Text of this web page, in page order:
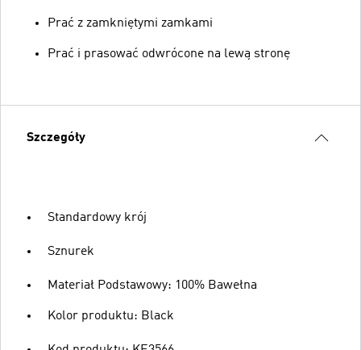
Prać z zamkniętymi zamkami
Prać i prasować odwrócone na lewą stronę
Szczegóły
Standardowy krój
Sznurek
Materiał Podstawowy: 100% Bawełna
Kolor produktu: Black